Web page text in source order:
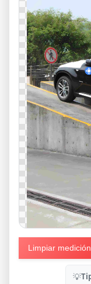
💡
Limpiar medición